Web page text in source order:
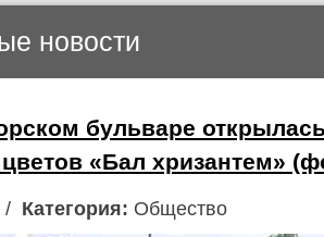
новости
бульваре
«Бал хризантем»
/ Категория: Общество